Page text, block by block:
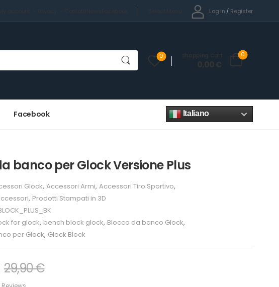
Log in / Register
0 Shopping Cart
0,00€
0
Facebook Italiano
banco per Glock Versione Plus
Glock, Accessori Armi, Accessori Tiro Sportivo,
, Prodotti Stampati in 3D
for glock, bench block glock, Blocco da banco Glock,
per Glock, Glock Block
29,90€